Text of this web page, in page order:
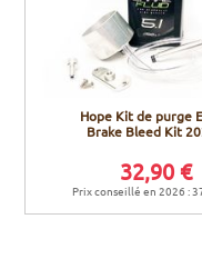
Hope Kit de purge
Brake Bleed Kit
32,90 €
Prix conseillé en 2026 :